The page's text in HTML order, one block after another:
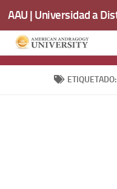
Saltar al contenido
AAU | Universidad a
ETIQUETADO: